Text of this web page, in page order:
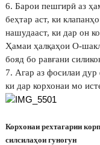
6. Барои пешгирӣ аз
беҳтар аст, ки
нашудааст, ки дар он
Ҳамаи ҳалқаҳои O-
бояд бо равғани
7. Агар аз фосилаи
ки дар корхонаи мо
Корхонаи рехтагарии
силсилаҳои гуногун